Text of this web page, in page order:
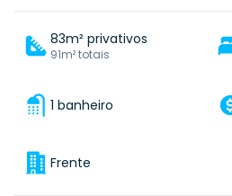
83m² privativos
91m² totais
1 banheiro
Frente